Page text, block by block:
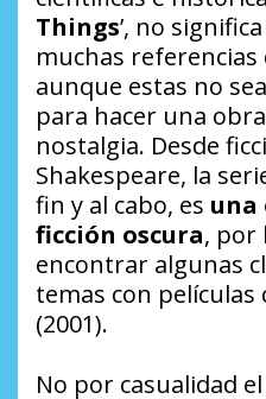
Things’, no
muchas
aunque estas no
para hacer una
nostalgia. Desde
Shakespeare, la
fin y al cabo, es una
ficción oscura, por
encontrar algunas
temas con películas
(2001).
No por casualidad